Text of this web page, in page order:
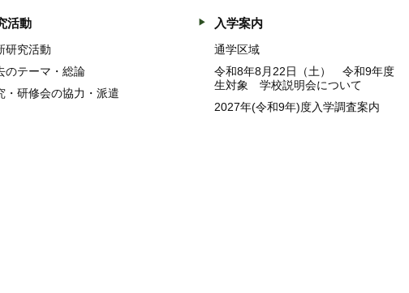
活動
研究活動
のテーマ・総論
・研修会の協力・派遣
入学案内
通学区域
令和8年8月22日（土） 令和9年度
生対象 学校説明会について
2027年(令和9年)度入学調査案内